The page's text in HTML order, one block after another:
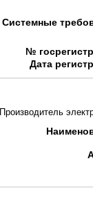
Системные
№
Дата
Производитель